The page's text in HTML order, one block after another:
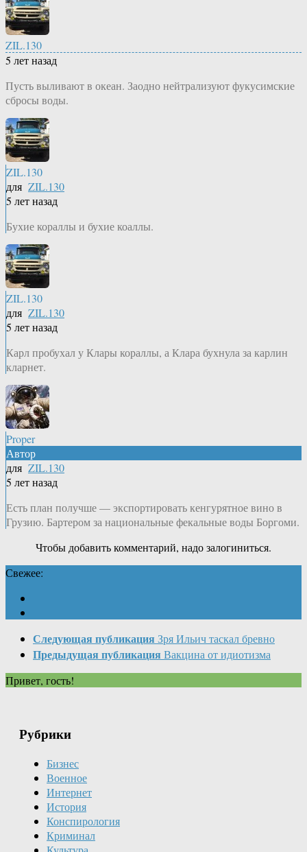
ZIL.130
5 лет назад
Пусть выливают в океан. Заодно нейтрализуют фукусимские
сбросы воды.
ZIL.130
для ZIL.130
5 лет назад
Бухие кораллы и бухие коаллы.
ZIL.130
для ZIL.130
5 лет назад
Карл пробухал у Клары кораллы, а Клара бухнула за карлин
кларнет.
Proper
Автор
для ZIL.130
5 лет назад
Есть план получше — экспортировать кенгурятное вино в
Грузию. Бартером за национальные фекальные воды Боргоми.
Чтобы добавить комментарий, надо залогиниться.
Свежее:
Следующая публикация Зря Ильич таскал бревно
Предыдущая публикация Вакцина от идиотизма
Привет, гость!
Рубрики
Бизнес
Военное
Интернет
История
Конспирология
Криминал